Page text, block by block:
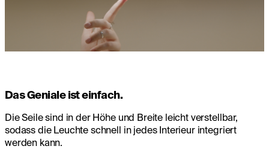
Das Geniale ist einfach.
Die Seile sind in der Höhe und Breite leicht verstellbar,
sodass die Leuchte schnell in jedes Interieur integriert
werden kann.